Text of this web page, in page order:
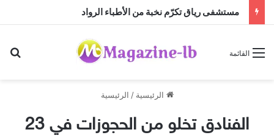
مستشفى رياق تكرّم نخبة من الأطباء الرواد
القائمة
الرئيسية / الرئيسية
الفنادق تخلو من الحجوزات في 23